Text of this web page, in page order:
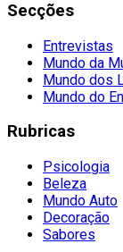
Secções
Entrevistas
Mundo da
Mundo dos
Mundo do
Rubricas
Psicologia
Beleza
Mundo Auto
Decoração
Sabores